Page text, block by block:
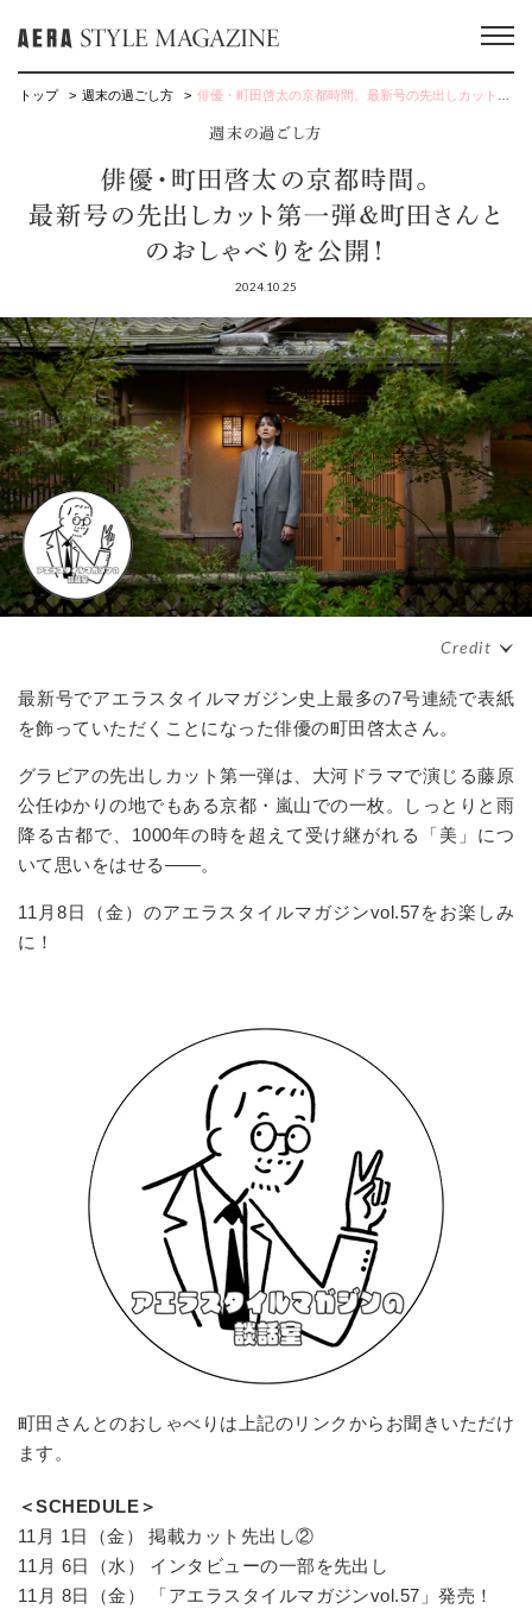
トップ 週末の過ごし方 俳優・町田啓太の京都時間。最新号の先出しカット第一弾＆町田さんとのおしゃべりを公開！
週末の過ごし方
俳優・町田啓太の京都時間。
最新号の先出しカット第一弾＆町田さんと
のおしゃべりを公開！
2024.10.25
最新号でアエラスタイルマガジン史上最多の7号連続で表紙
を飾っていただくことになった俳優の町田啓太さん。
グラビアの先出しカット第一弾は、大河ドラマで演じる藤原
公任ゆかりの地でもある京都・嵐山での一枚。しっとりと雨
降る古都で、1000年の時を超えて受け継がれる「美」につ
いて思いをはせる――。
11月8日（金）のアエラスタイルマガジンvol.57をお楽しみ
に！
町田さんとのおしゃべりは上記のリンクからお聞きいただけ
ます。
＜SCHEDULE＞
11月 1日（金） 掲載カット先出し②
11月 6日（水） インタビューの一部を先出し
11月 8日（金） 「アエラスタイルマガジンvol.57」発売！